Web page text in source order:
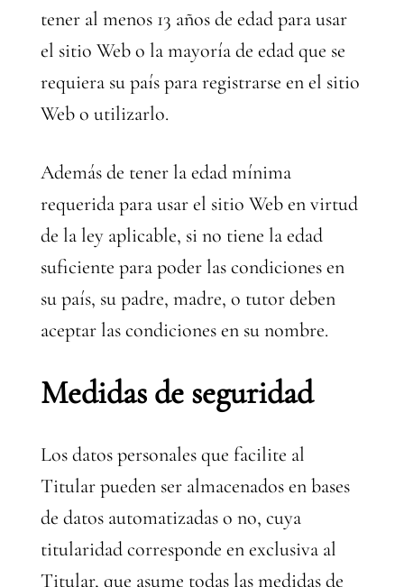
tener al menos 13 años de edad para usar
el sitio Web o la mayoría de edad que se
requiera su país para registrarse en el sitio
Web o utilizarlo.
Además de tener la edad mínima
requerida para usar el sitio Web en virtud
de la ley aplicable, si no tiene la edad
suficiente para poder las condiciones en
su país, su padre, madre, o tutor deben
aceptar las condiciones en su nombre.
Medidas de seguridad
Los datos personales que facilite al
Titular pueden ser almacenados en bases
de datos automatizadas o no, cuya
titularidad corresponde en exclusiva al
Titular, que asume todas las medidas de